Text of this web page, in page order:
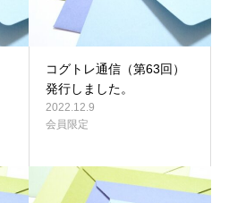
コグトレ通信（第63回）
発行しました。
2022.12.9
会員限定